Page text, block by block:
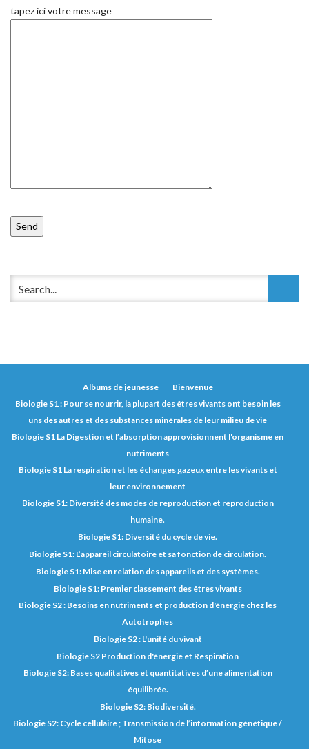
tapez ici votre message
Albums de jeunesse
Bienvenue
Biologie S1 : Pour se nourrir, la plupart des êtres vivants ont besoin les
uns des autres et des substances minérales de leur milieu de vie
Biologie S1 La Digestion et l’absorption approvisionnent l'organisme en
nutriments
Biologie S1 La respiration et les échanges gazeux entre les vivants et
leur environnement
Biologie S1: Diversité des modes de reproduction et reproduction
humaine.
Biologie S1: Diversité du cycle de vie.
Biologie S1: L’appareil circulatoire et sa fonction de circulation.
Biologie S1: Mise en relation des appareils et des systèmes.
Biologie S1: Premier classement des êtres vivants
Biologie S2 : Besoins en nutriments et production d'énergie chez les
Autotrophes
Biologie S2 : L'unité du vivant
Biologie S2 Production d'énergie et Respiration
Biologie S2: Bases qualitatives et quantitatives d’une alimentation
équilibrée.
Biologie S2: Biodiversité.
Biologie S2: Cycle cellulaire ; Transmission de l’information génétique /
Mitose